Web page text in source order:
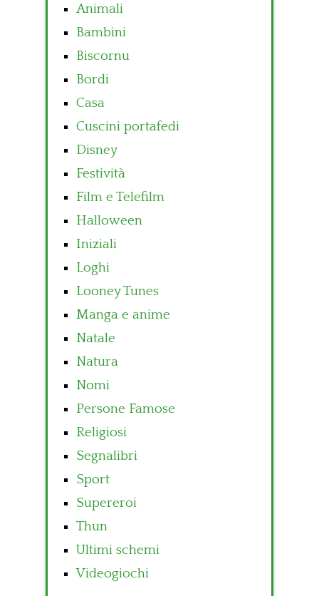
Animali
Bambini
Biscornu
Bordi
Casa
Cuscini portafedi
Disney
Festività
Film e Telefilm
Halloween
Iniziali
Loghi
Looney Tunes
Manga e anime
Natale
Natura
Nomi
Persone Famose
Religiosi
Segnalibri
Sport
Supereroi
Thun
Ultimi schemi
Videogiochi